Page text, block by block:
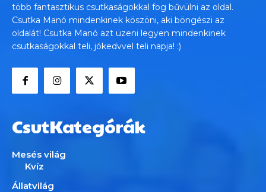
több fantasztikus csutkaságokkal fog bűvülni az oldal.
Csutka Manó mindenkinek köszöni, aki böngészi az
oldalát! Csutka Manó azt üzeni legyen mindenkinek
csutkaságokkal teli, jókedvvel teli napja! :)
CsutKategórák
Mesés világ
Kvíz
Állatvilág